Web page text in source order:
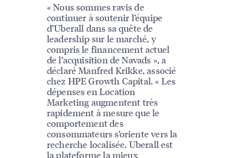
« Nous sommes ravis de
continuer à soutenir l’équipe
d’Uberall dans sa quête de
leadership sur le marché, y
compris le financement actuel
de l’acquisition de Navads », a
déclaré Manfred Krikke, associé
chez HPE Growth Capital. « Les
dépenses en Location
Marketing augmentent très
rapidement à mesure que le
comportement des
consommateurs s’oriente vers la
recherche localisée. Uberall est
la plateforme la mieux